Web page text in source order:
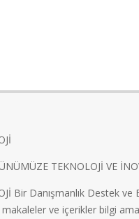
TEKNOLOJİ VE
Bir Danışmanlık Destek
ve içerikler bilgi